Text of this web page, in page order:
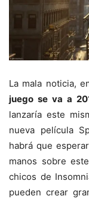
La mala noticia,
juego se va a
lanzaría este
nueva película
habrá que
manos sobre
chicos de
pueden crear